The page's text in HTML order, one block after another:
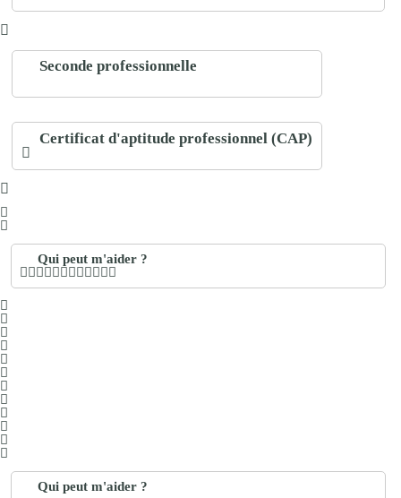
Seconde professionnelle
Certificat d'aptitude professionnel (CAP)
Qui peut m'aider ?
Qui peut m'aider ?